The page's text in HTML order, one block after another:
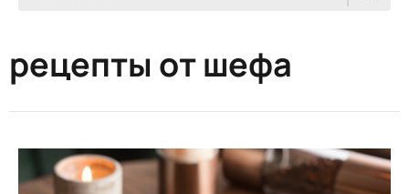
рецепты от шефа